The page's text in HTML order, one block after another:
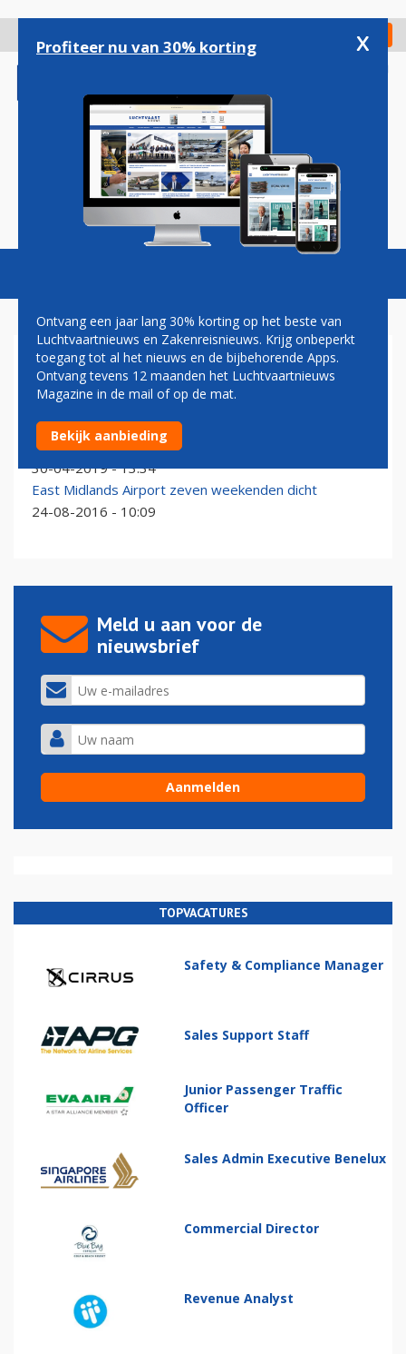
gaan
Check in
Magazine Podcasts Vacatures
EAST MIDLANDS AIRPORT
Enige Ryanair Boeing 737-700 botst tegen Jet2-
vliegtuig
30-04-2019 - 13:34
East Midlands Airport zeven weekenden dicht
24-08-2016 - 10:09
Meld u aan voor de
nieuwsbrief
TOPVACATURES
Safety & Compliance Manager
Sales Support Staff
Junior Passenger Traffic
Officer
Sales Admin Executive Benelux
Commercial Director
Revenue Analyst
Profiteer nu van 30% korting x
Ontvang een jaar lang 30% korting op het beste van
Luchtvaartnieuws en Zakenreisnieuws. Krijg onbeperkt
toegang tot al het nieuws en de bijbehorende Apps.
Ontvang tevens 12 maanden het Luchtvaartnieuws
Magazine in de mail of op de mat.
Bekijk aanbieding